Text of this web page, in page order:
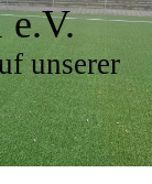
e.V.
unserer